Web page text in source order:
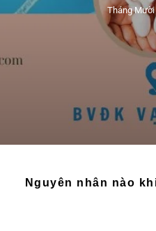
Tháng Mười
Nguyên nhân nào